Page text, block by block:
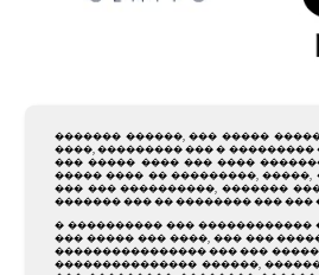
������� ������, ��� �����
����, ��������� ��� �
��� ����� ���� ��� ����
����� ���� �� ���������,
��� ��� ����������, �������
������� ��� �� �������� ���
� ���������� ��� ������������
��� ����� ��� ����, ��� ���
���������������� ��� ���
��������������� ������,